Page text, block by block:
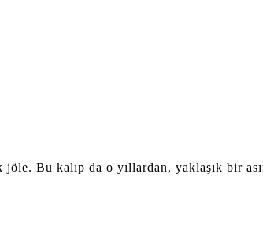
jöle. Bu kalıp da o yıllardan, yaklaşık bir